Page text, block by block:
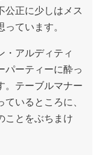
公正に少しはメス
ています。
アルディティ
パーティーに酔っ
。テーブルマナー
いるところに、
ことをぶちまけ